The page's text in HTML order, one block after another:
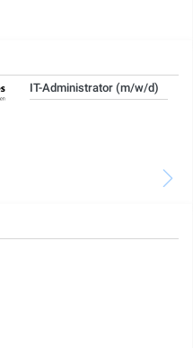
IT-Administrator (m/w/d)